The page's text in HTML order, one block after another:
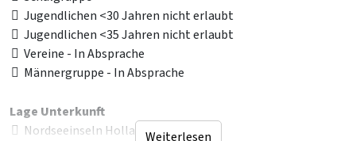
Lage Unterkunft
Nordseeinseln Holland
Jugendlichen <30 Jahren nicht erlaubt
Jugendlichen <35 Jahren nicht erlaubt
Vereine - In Absprache
Männergruppe - In Absprache
Weiterlesen